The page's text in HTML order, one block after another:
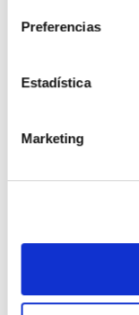
Preferencias
Estadística
Marketing
WELEDA